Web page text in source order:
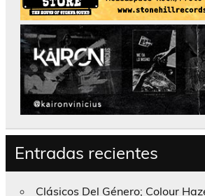
Entradas recientes
Clásicos Del Género; Colour